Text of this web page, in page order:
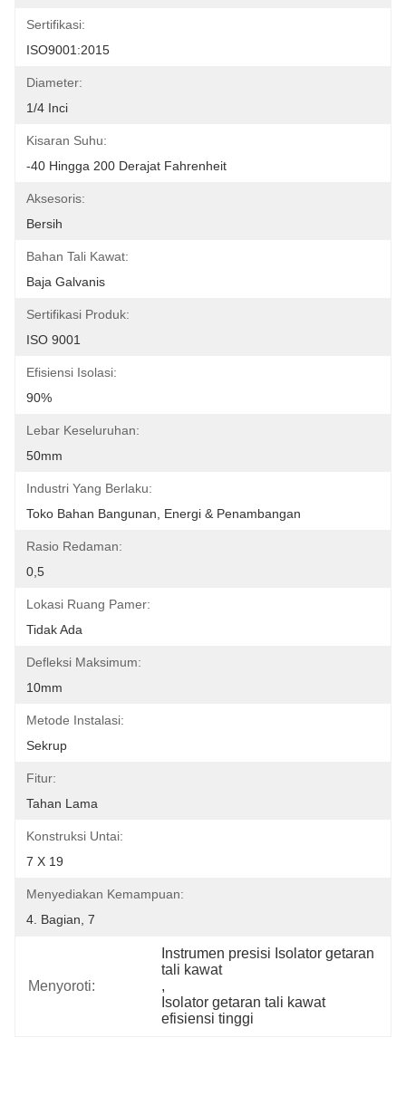
Sertifikasi:
ISO9001:2015
Diameter:
1/4 Inci
Kisaran Suhu:
-40 Hingga 200 Derajat Fahrenheit
Aksesoris:
Bersih
Bahan Tali Kawat:
Baja Galvanis
Sertifikasi Produk:
ISO 9001
Efisiensi Isolasi:
90%
Lebar Keseluruhan:
50mm
Industri Yang Berlaku:
Toko Bahan Bangunan, Energi & Penambangan
Rasio Redaman:
0,5
Lokasi Ruang Pamer:
Tidak Ada
Defleksi Maksimum:
10mm
Metode Instalasi:
Sekrup
Fitur:
Tahan Lama
Konstruksi Untai:
7 X 19
Menyediakan Kemampuan:
4. Bagian, 7
Menyoroti:
Instrumen presisi Isolator getaran
tali kawat
,
Isolator getaran tali kawat
efisiensi tinggi